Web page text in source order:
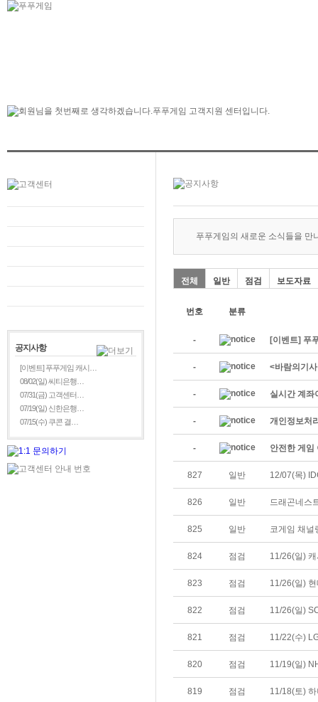
공지사항
[이벤트] 푸푸게임 캐시…
08/02(일) 씨티은행…
07/31(금) 고객센터…
07/19(일) 신한은행…
07/15(수) 쿠콘 결…
푸푸게임의 새로운 소식들을 만
전체 일반 점검 보도자료
번호 분류
- [이벤트] 푸
- <바람의기
- 실시간 계좌
- 개인정보처
- 안전한 게임
827 일반 12/07(목)
826 일반 드래곤네스
825 일반 코게임 채널
824 점검 11/26(일)
823 점검 11/26(일)
822 점검 11/26(일)
821 점검 11/22(수)
820 점검 11/19(일)
819 점검 11/18(토)